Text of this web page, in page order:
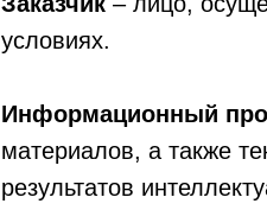
условиях.
Информационный
материалов, а также
результатов